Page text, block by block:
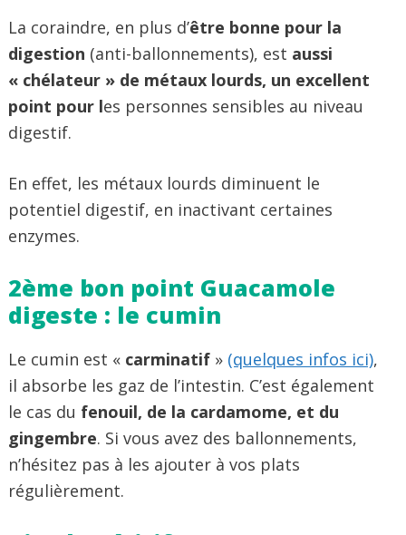
La coraindre, en plus d’être bonne pour la
digestion (anti-ballonnements), est aussi
« chélateur » de métaux lourds, un excellent
point pour les personnes sensibles au niveau
digestif.
En effet, les métaux lourds diminuent le
potentiel digestif, en inactivant certaines
enzymes.
2ème bon point Guacamole
digeste : le cumin
Le cumin est « carminatif » (quelques infos ici),
il absorbe les gaz de l’intestin. C’est également
le cas du fenouil, de la cardamome, et du
gingembre. Si vous avez des ballonnements,
n’hésitez pas à les ajouter à vos plats
régulièrement.